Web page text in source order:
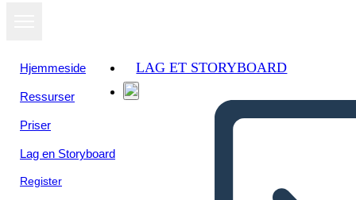
Hjemmeside
Ressurser
Priser
Lag en Storyboard
Register
LAG ET STORYBOARD
Vis som
lysbildefremvisning